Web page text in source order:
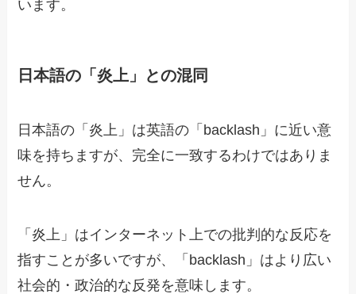
います。
日本語の「炎上」との混同
日本語の「炎上」は英語の「backlash」に近い意
味を持ちますが、完全に一致するわけではありま
せん。
「炎上」はインターネット上での批判的な反応を
指すことが多いですが、「backlash」はより広い
社会的・政治的な反発を意味します。